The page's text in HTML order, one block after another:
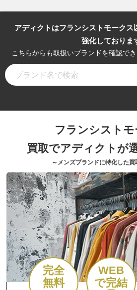
アディクトはフランシストモークス
強化しておりま
こちらからも取扱いブランドを確認で
フランシストモ
買取でアディクトが
～メンズブランドに特化した買
完全
無料
WEB
で完結